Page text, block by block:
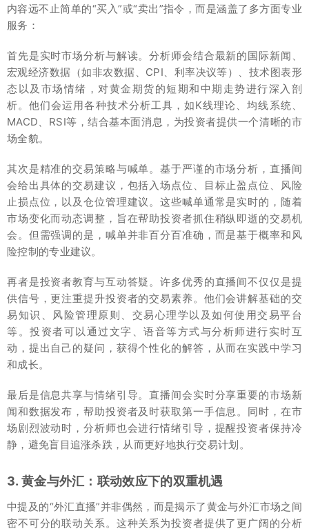
内容远不止简单的“买入”或“卖出”指令，而是涵盖了多方面专业
服务：
首先是实时市场分析与解读。分析师会结合最新的国际新闻、
宏观经济数据（如非农数据、CPI、利率决议等）、技术图表形
态以及市场情绪，对黄金期货的短期和中期走势进行深入剖
析。他们会运用各种技术分析工具，如K线理论、均线系统、
MACD、RSI等，结合基本面消息，为投资者提供一个清晰的市
场全貌。
其次是精准的交易策略与喊单。基于严谨的市场分析，直播间
会给出具体的交易建议，包括入场点位、目标止盈点位、风险
止损点位，以及仓位管理建议。这些喊单通常是实时的，随着
市场变化而动态调整，旨在帮助投资者抓住稍纵即逝的交易机
会。但需强调的是，喊单并非百分百准确，而是基于概率和风
险控制的专业建议。
再者是投资者教育与互动答疑。许多优秀的直播间不仅仅是提
供信号，更注重提升投资者的交易素养。他们会讲解基础的交
易知识、风险管理原则、交易心理学以及如何使用交易平台
等。投资者可以通过文字、语音等方式与分析师进行实时互
动，提出自己的疑问，获得个性化的解答，从而在实践中学习
和成长。
最后是信息共享与情绪引导。直播间会实时分享重要的市场新
闻和数据发布，帮助投资者及时获取第一手信息。同时，在市
场剧烈波动时，分析师也会进行情绪引导，提醒投资者保持冷
静，避免盲目追涨杀跌，从而更好地执行交易计划。
3. 黄金与外汇：联动效应下的双重机遇
中提及的“外汇直播”并非偶然，而是揭示了黄金与外汇市场之间
密不可分的联动关系。这种关系为投资者提供了更广阔的分析